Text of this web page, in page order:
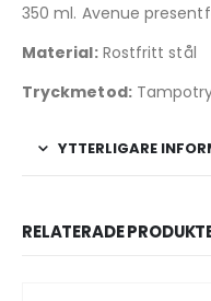
350 ml. Avenue
Material:Rostfritt stål
Tryckmetod:
YTTERLIGARE
RELATERADE